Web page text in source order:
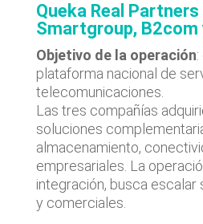
Queka Real
Smartgroup, B2com
Objetivo de la operación
plataforma nacional de
telecomunicaciones.
Las tres compañías
soluciones
almacenamiento,
empresariales. La
integración, busca escalar
y comerciales.